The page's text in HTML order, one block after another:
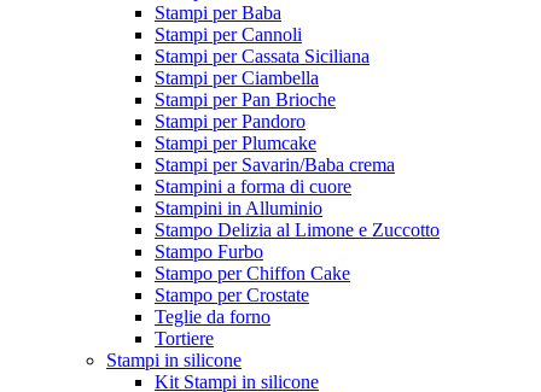
Stampi per Baba
Stampi per Cannoli
Stampi per Cassata Siciliana
Stampi per Ciambella
Stampi per Pan Brioche
Stampi per Pandoro
Stampi per Plumcake
Stampi per Savarin/Baba crema
Stampini a forma di cuore
Stampini in Alluminio
Stampo Delizia al Limone e Zuccotto
Stampo Furbo
Stampo per Chiffon Cake
Stampo per Crostate
Teglie da forno
Tortiere
Stampi in silicone
Kit Stampi in silicone